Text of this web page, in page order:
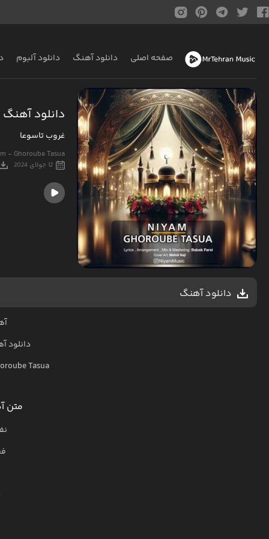
صفحه اصلی دانلود آهنگ دانلود آلبوم
دانلود آهنگ
غروب تاسوعا
- Ghoroube Tasua
12 جولای 2024
دانلود آهنگ
دانلود
Tasua
متن